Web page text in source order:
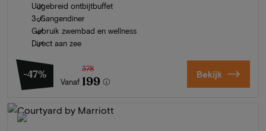
Uitgebreid ontbijtbuffet
3-Gangendiner
Gebruik zwembad en wellness
Direct aan zee
-47%
Vanaf
378
199 Bekijk